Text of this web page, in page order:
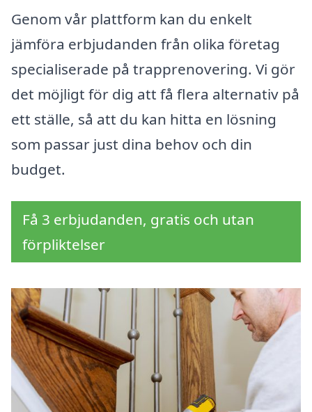
Genom vår plattform kan du enkelt
jämföra erbjudanden från olika företag
specialiserade på trapprenovering. Vi gör
det möjligt för dig att få flera alternativ på
ett ställe, så att du kan hitta en lösning
som passar just dina behov och din
budget.
Få 3 erbjudanden, gratis och utan
förpliktelser